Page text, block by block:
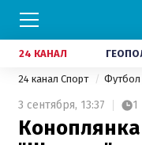
24 КАНАЛ
24 канал Спорт Футбол
3 сентября, 13:37 1